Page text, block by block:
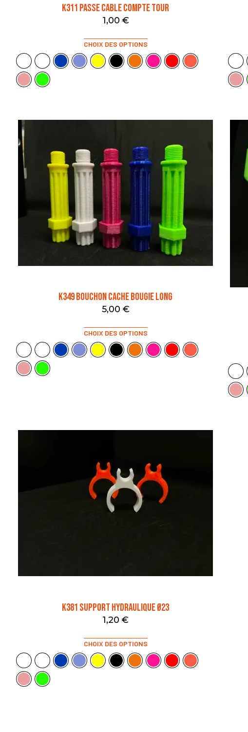
K311 PASSE CABLE COMPTE TOUR
1,00 €
CHOIX DES OPTIONS
K349 BOUCHON CACHE BOUGIE LONG
5,00 €
CHOIX DES OPTIONS
K381 SUPPORT HYDRAULIQUE Ø23
1,20€
CHOIX DES OPTIONS